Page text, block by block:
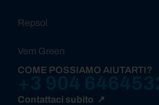
Repsol
Vem Green
COME POSSIAMO AIUTARTI?
Contattaci subito ↗